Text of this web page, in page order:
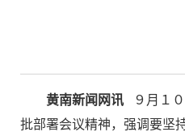
黄南新闻网讯
９月１
批部署会议精神，强调要坚